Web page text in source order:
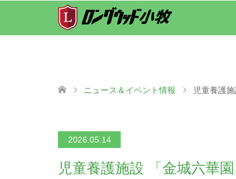
ニュース＆イベント情報 児童養護
2026.05.14
児童養護施設 「金城六華